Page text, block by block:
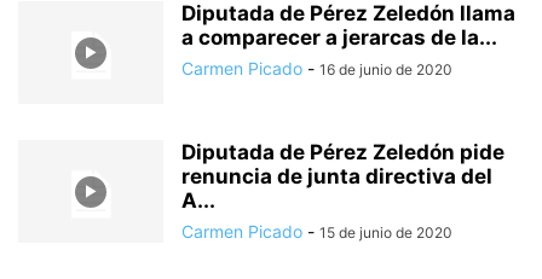
Diputada de Pérez Zeledón llama
a comparecer a jerarcas de la...
Carmen Picado - 16 de junio de 2020
Diputada de Pérez Zeledón pide
renuncia de junta directiva del
A...
Carmen Picado - 15 de junio de 2020